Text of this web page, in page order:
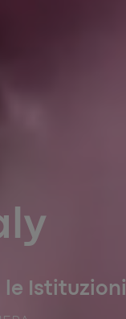
le Istituzioni